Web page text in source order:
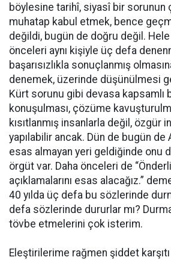
böylesine tarihî, siyasî bir sorunun
muhatap kabul etmek, bence
değildi, bugün de doğru değil.
önceleri aynı kişiyle üç defa
başarısızlıkla sonuçlanmış
denemek, üzerinde düşünülmesi
Kürt sorunu gibi devasa kapsamlı
konuşulması, çözüme
kısıtlanmış insanlarla değil, özgür
yapılabilir ancak. Dün de bugün de
esas almayan yeri geldiğinde onu
örgüt var. Daha önceleri de
açıklamalarını esas alacağız.”
40 yılda üç defa bu sözlerinde
defa sözlerinde dururlar mı?
tövbe etmelerini çok isterim.
Eleştirilerime rağmen şiddet karşıtı